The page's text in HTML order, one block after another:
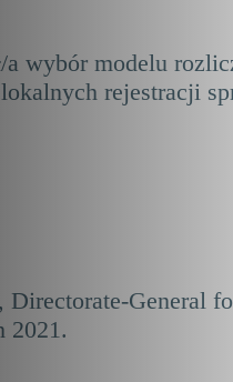
a wybór modelu
rejestracji
Directorate-General
2021.